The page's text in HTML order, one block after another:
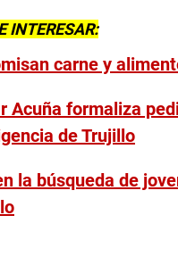
INTERESAR:
carne y
Acuña formaliza
de Trujillo
la búsqueda de